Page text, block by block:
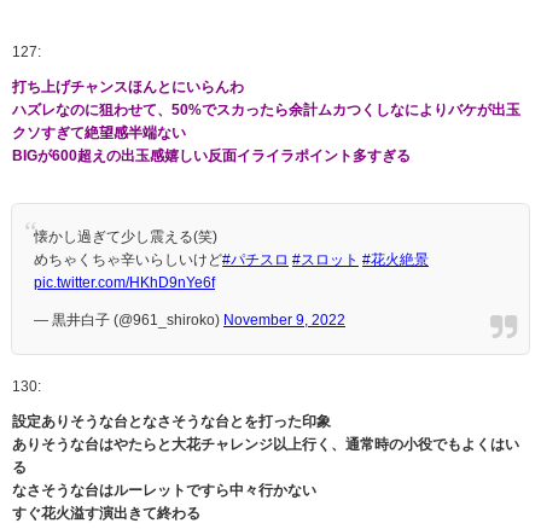
127:
打ち上げチャンスほんとにいらんわ
ハズレなのに狙わせて、50%でスカったら余計ムカつくしなによりバケが出玉
クソすぎて絶望感半端ない
BIGが600超えの出玉感嬉しい反面イライラポイント多すぎる
懐かし過ぎて少し震える(笑)
めちゃくちゃ辛いらしいけど#パチスロ #スロット #花火絶景
pic.twitter.com/HKhD9nYe6f
— 黒井白子 (@961_shiroko) November 9, 2022
130:
設定ありそうな台となさそうな台とを打った印象
ありそうな台はやたらと大花チャレンジ以上行く、通常時の小役でもよくはい
る
なさそうな台はルーレットですら中々行かない
すぐ花火溢す演出きて終わる